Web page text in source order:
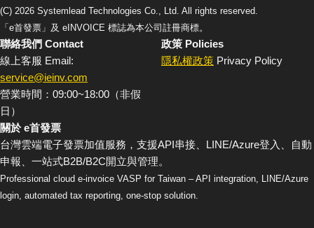
(C) 2026 Systemlead Technologies Co., Ltd. All rights reserved.
「e首發票」及 eINVOICE 標誌為本公司註冊商標。
聯絡我們 Contact
線上客服 Email:
service@ieinv.com
營業時間：09:00~18:00（非假
日）
政策 Policies
隱私權政策 Privacy Policy
關於 e首發票
台灣雲端電子發票加值服務，支援API串接、LINE/Azure登入、自動
申報、一站式B2B/B2C開立與管理。
Professional cloud e-invoice VASP for Taiwan – API integration, LINE/Azure
login, automated tax reporting, one-stop solution.